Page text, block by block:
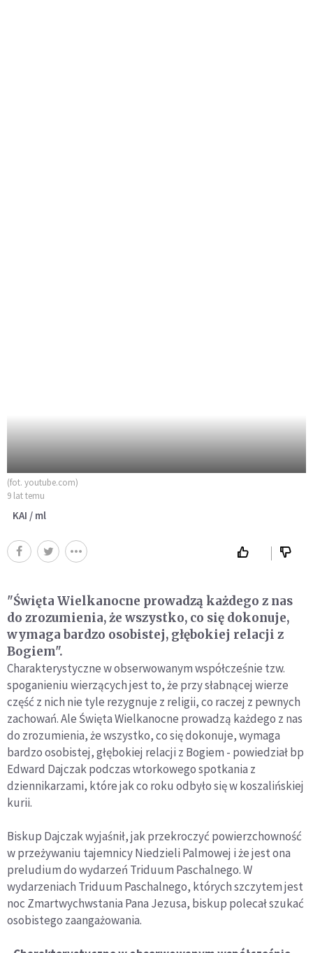
(fot. youtube.com)
9 lat temu
KAI / ml
"Święta Wielkanocne prowadzą każdego z nas
do zrozumienia, że wszystko, co się dokonuje,
wymaga bardzo osobistej, głębokiej relacji z
Bogiem".
Charakterystyczne w obserwowanym współcześnie tzw.
spoganieniu wierzących jest to, że przy słabnącej wierze
część z nich nie tyle rezygnuje z religii, co raczej z pewnych
zachowań. Ale Święta Wielkanocne prowadzą każdego z nas
do zrozumienia, że wszystko, co się dokonuje, wymaga
bardzo osobistej, głębokiej relacji z Bogiem - powiedział bp
Edward Dajczak podczas wtorkowego spotkania z
dziennikarzami, które jak co roku odbyło się w koszalińskiej
kurii.
Biskup Dajczak wyjaśnił, jak przekroczyć powierzchowność
w przeżywaniu tajemnicy Niedzieli Palmowej i że jest ona
preludium do wydarzeń Triduum Paschalnego. W
wydarzeniach Triduum Paschalnego, których szczytem jest
noc Zmartwychwstania Pana Jezusa, biskup polecał szukać
osobistego zaangażowania.